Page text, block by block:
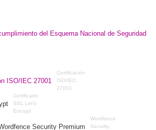
Certificación
ISO/IEC
27001
Certificado
SSL Let's
Encrypt
Wordfence
Security